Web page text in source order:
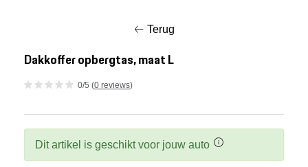
Nieuw
Acties
Terug
Dakkoffer opbergtas, maat L
0/5 (0 reviews)
Dit artikel is geschikt voor jouw auto